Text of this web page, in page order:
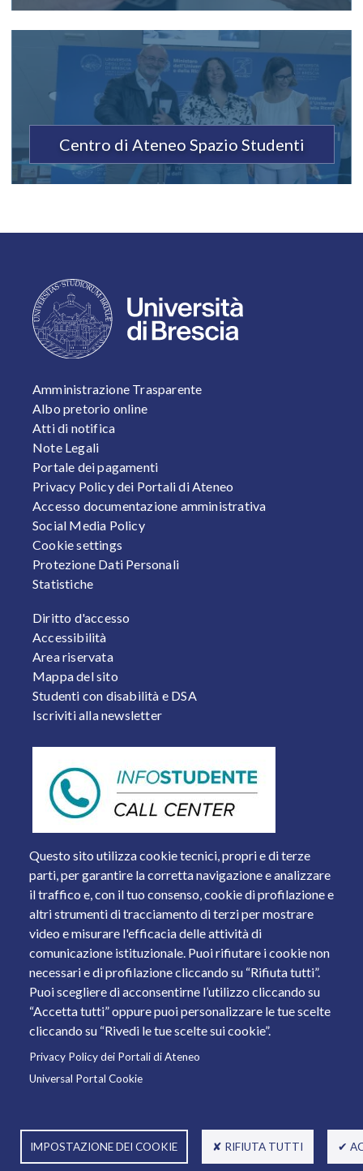
Centro di Ateneo Spazio Studenti
Questo sito utilizza cookie tecnici, propri e di terze
parti, per garantire la corretta navigazione e analizzare
il traffico e, con il tuo consenso, cookie di profilazione e
altri strumenti di tracciamento di terzi per mostrare
video e misurare l'efficacia delle attività di
comunicazione istituzionale. Puoi rifiutare i cookie non
necessari e di profilazione cliccando su “Rifiuta tutti”.
Puoi scegliere di acconsentirne l’utilizzo cliccando su
“Accetta tutti” oppure puoi personalizzare le tue scelte
cliccando su “Rivedi le tue scelte sui cookie”.
Privacy Policy dei Portali di Ateneo
Universal Portal Cookie
IMPOSTAZIONE DEI COOKIE ✘ RIFIUTA TUTTI ✔
FOOTER 1
Amministrazione Trasparente
Albo pretorio online
Atti di notifica
Note Legali
Portale dei pagamenti
Privacy Policy dei Portali di Ateneo
Accesso documentazione amministrativa
Social Media Policy
Cookie settings
Protezione Dati Personali
Statistiche
FOOTER 2
Diritto d'accesso
Accessibilità
Area riservata
Mappa del sito
Studenti con disabilità e DSA
Iscriviti alla newsletter
Piazza del Mercato, 15 - 25121 Brescia
Tel. +39 030 2988.1 PEC:
ammcentr@cert.unibs.it
Partita IVA: 01773710171 Codice Fiscale: 98007650173
© 2011 Università degli Studi di Brescia